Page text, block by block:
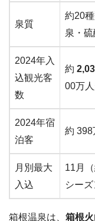
泉質
約20
泉・
2024年入
込観光客
数
約
00万人
2024年宿
泊客
約 398
月別最大
入込
11月
シーズ
箱根温泉は、 箱根